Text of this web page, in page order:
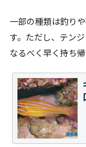
一部の種類は釣り
す。ただし、テン
なるべく早く持ち